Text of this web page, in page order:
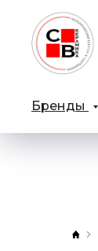
Бренды